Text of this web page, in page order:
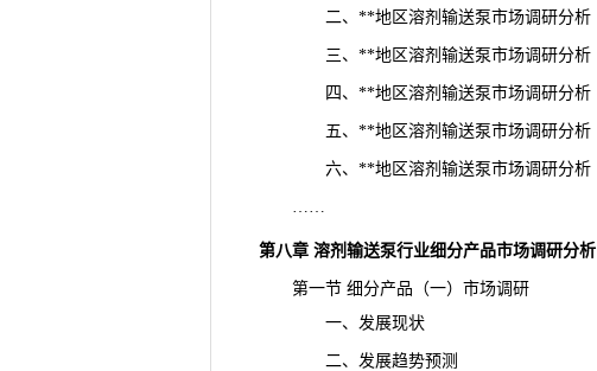
二、**地区溶剂输送泵市场调研分析
三、**地区溶剂输送泵市场调研分析
四、**地区溶剂输送泵市场调研分析
五、**地区溶剂输送泵市场调研分析
六、**地区溶剂输送泵市场调研分析
……
第八章 溶剂输送泵行业细分产品市场调研分析
第一节 细分产品（一）市场调研
一、发展现状
二、发展趋势预测